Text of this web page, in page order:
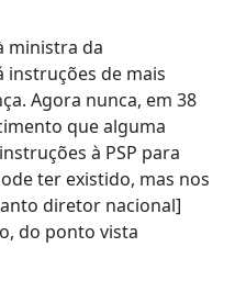
ministra da
de mais
Agora nunca, em 38
que alguma
à PSP para
ter existido, mas nos
diretor nacional]
do ponto vista